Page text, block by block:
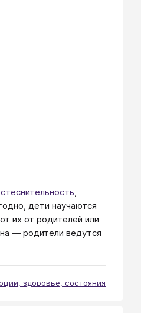
стеснительность
дети научаются
их от родителей или
— родители ведутся
здоровье, состояния